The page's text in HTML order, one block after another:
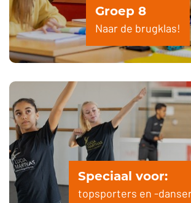
Groep 8
Naar de brugklas!
Speciaal voor:
topsporters en -